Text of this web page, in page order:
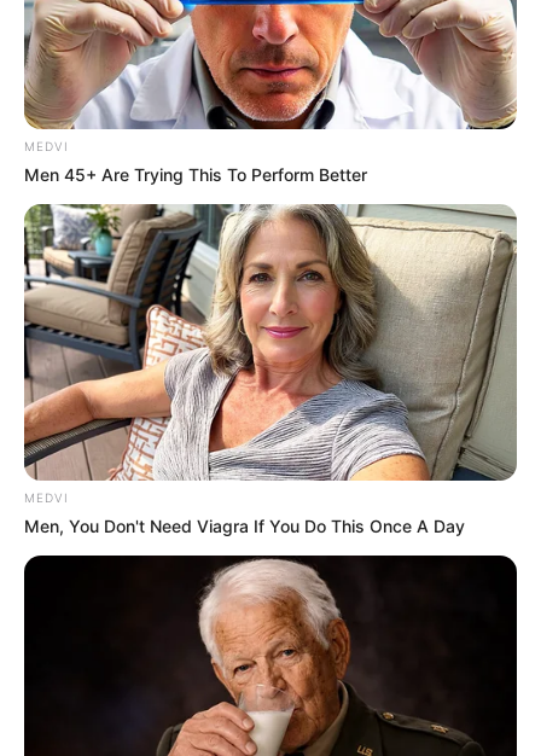
TV Couples Who Would Never Be Together: 9 Is Just
Too Weird
BRAINBERRIES
From Baddies To Sweethearts: 9 Actresses That Can
MEDVI
Men 45+ Are Trying This To Perform Better
MEDVI
Men, You Don't Need Viagra If You Do This Once A Day